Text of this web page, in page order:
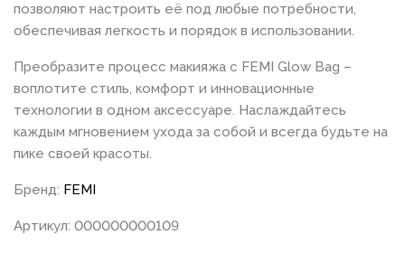
позволяют настроить её под любые потребности,
обеспечивая легкость и порядок в использовании.
Преобразите процесс макияжа с FEMI Glow Bag –
воплотите стиль, комфорт и инновационные
технологии в одном аксессуаре. Наслаждайтесь
каждым мгновением ухода за собой и всегда будьте на
пике своей красоты.
Бренд: FEMI
Артикул: 000000000109